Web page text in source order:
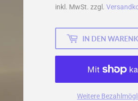
inkl. MwSt. zzgl.
IN DEN
Weitere